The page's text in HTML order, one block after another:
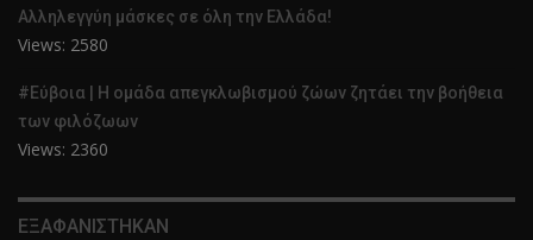
Αλληλεγγύη μάσκες σε όλη την Ελλάδα!
Views: 2580
#Εύβοια | Η ομάδα απεγκλωβισμού ζώων ζητάει την βοήθεια
των φιλόζωων
Views: 2360
ΕΞΑΦΑΝΙΣΤΗΚΑΝ